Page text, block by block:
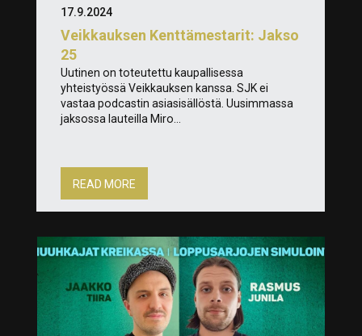
Veikkauksen Kenttämestarit: Jakso
25
17.9.2024
Uutinen on toteutettu kaupallisessa
yhteistyössä Veikkauksen kanssa. SJK ei
vastaa podcastin asiasisällöstä. Uusimmassa
jaksossa lauteilla Miro...
READ MORE